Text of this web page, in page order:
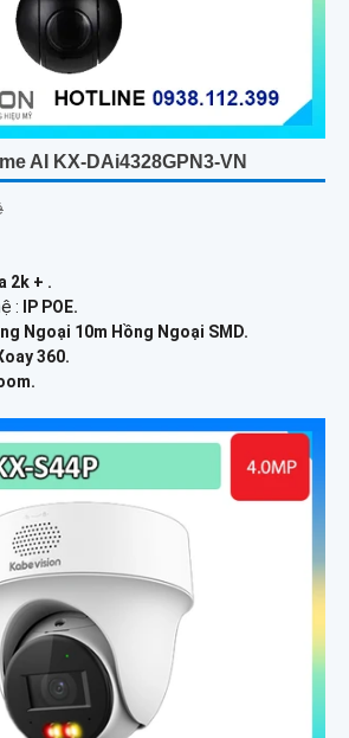
AI KX-DAi4328GPN3-VN
2k + .
:
IP POE.
Ngoại 10m Hồng Ngoại SMD.
360.